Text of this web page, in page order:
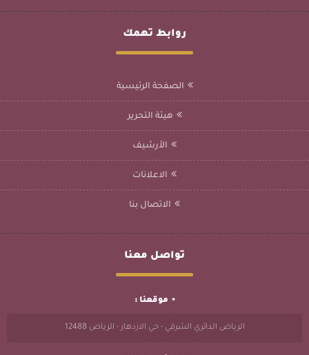
روابط تهمك
الصفحة الرئيسية
هيئة التحرير
الأرشيف
الاعلانات
الاتصال بنا
تواصل معنا
موقعنا :
الرياض الدائري الشرقي - حي الازدهار - الرياض 12488